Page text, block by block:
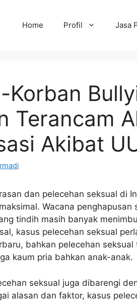
Home Profil Jasa
Korban
Terancam
Akibat
dan pelecehan seksual di
Wacana penghapusan
tindih masih banyak
kasus pelecehan seksual
bahkan pelecehan
kaum pria bahkan anak-anak.
seksual juga dibarengi
alasan dan faktor, kasus